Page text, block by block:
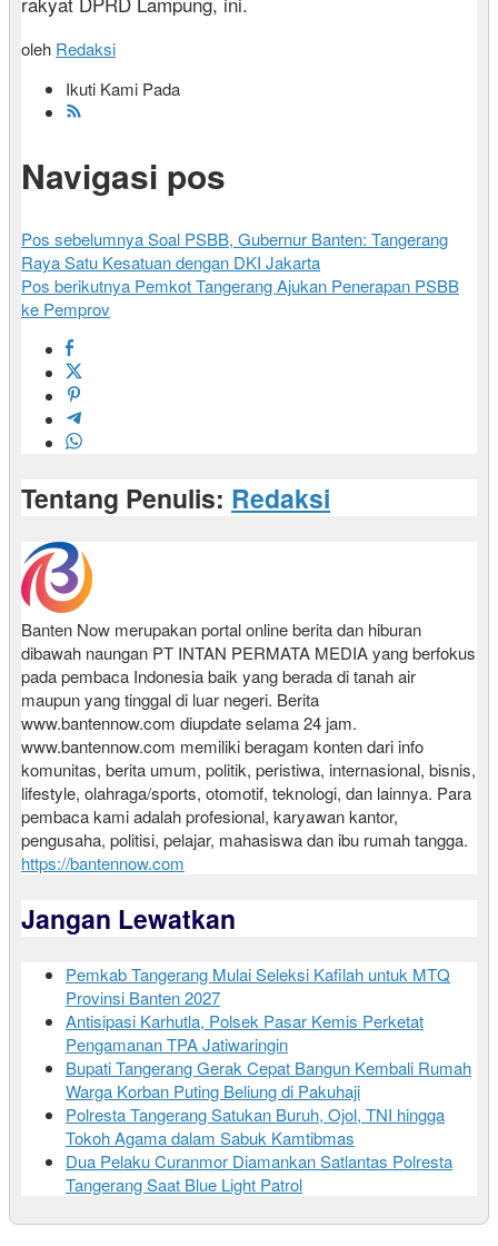
oleh Redaksi
Ikuti Kami Pada
Navigasi pos
Pos sebelumnyaSoal PSBB, Gubernur Banten: Tangerang
Raya Satu Kesatuan dengan DKI Jakarta
Pos berikutnya Pemkot Tangerang Ajukan Penerapan PSBB
ke Pemprov
Tentang Penulis: Redaksi
Banten Now merupakan portal online berita dan hiburan
dibawah naungan PT INTAN PERMATA MEDIA yang berfokus
pada pembaca Indonesia baik yang berada di tanah air
maupun yang tinggal di luar negeri. Berita
www.bantennow.com diupdate selama 24 jam.
www.bantennow.com memiliki beragam konten dari info
komunitas, berita umum, politik, peristiwa, internasional, bisnis,
lifestyle, olahraga/sports, otomotif, teknologi, dan lainnya. Para
pembaca kami adalah profesional, karyawan kantor,
pengusaha, politisi, pelajar, mahasiswa dan ibu rumah tangga.
https://bantennow.com
Jangan Lewatkan
Pemkab Tangerang Mulai Seleksi Kafilah untuk MTQ
Provinsi Banten 2027
Antisipasi Karhutla, Polsek Pasar Kemis Perketat
Pengamanan TPA Jatiwaringin
Bupati Tangerang Gerak Cepat Bangun Kembali Rumah
Warga Korban Puting Beliung di Pakuhaji
Polresta Tangerang Satukan Buruh, Ojol, TNI hingga
Tokoh Agama dalam Sabuk Kamtibmas
Dua Pelaku Curanmor Diamankan Satlantas Polresta
Tangerang Saat Blue Light Patrol